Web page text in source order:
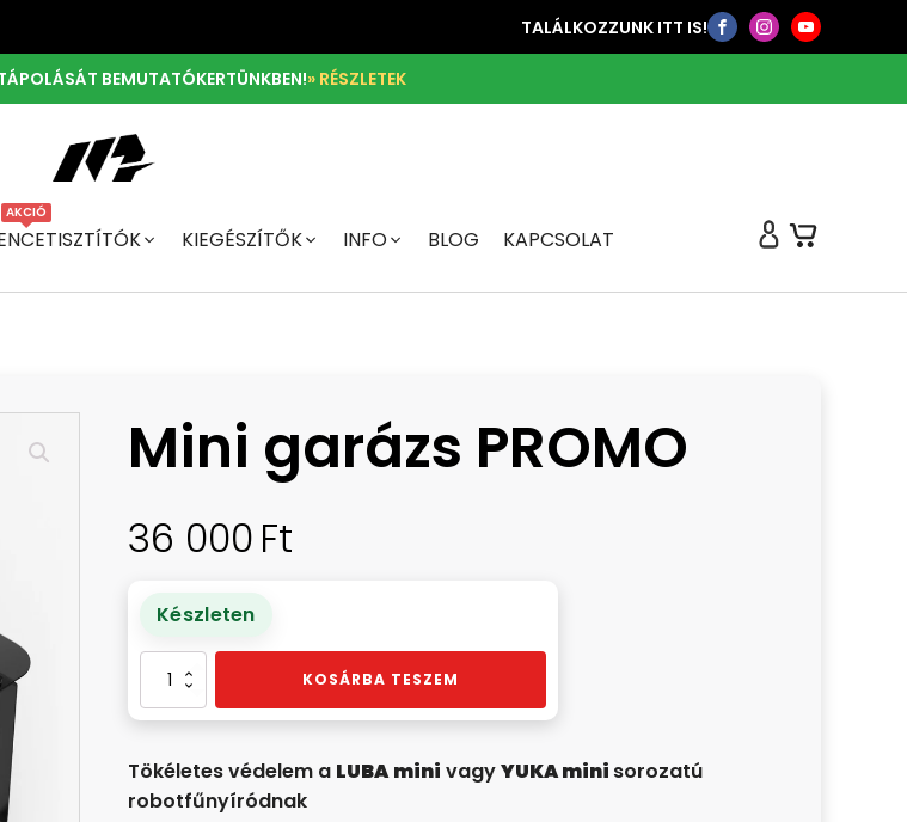
TALÁLKOZZUNK ITT IS!
BEMUTATÓKERTÜNKBEN!» RÉSZLETEK
AKCIÓ
KIEGÉSZÍTŐK INFO BLOG KAPCSOLAT
Mini garázs PROMO
36 000 Ft
Készleten
Mini
garázs
mennyiség
KOSÁRBA TESZEM
Tökéletes védelem a LUBA mini vagyYUKA mini sorozatú
robotfűnyíródnak